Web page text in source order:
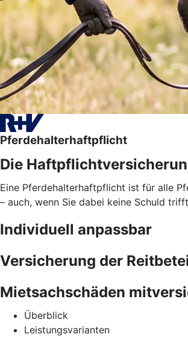
Pferdehalterhaftpflicht
Die
Eine Pferdehalterhaftpflicht ist für alle
– auch, wenn Sie dabei keine Schuld
Individuell anpassbar
Versicherung der
Mietsachschäden
Überblick
Leistungsvarianten